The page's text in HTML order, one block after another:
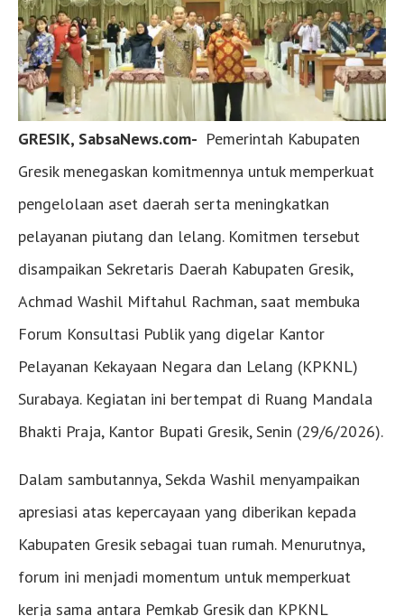
GRESIK, SabsaNews.com- Pemerintah Kabupaten
Gresik menegaskan komitmennya untuk memperkuat
pengelolaan aset daerah serta meningkatkan
pelayanan piutang dan lelang. Komitmen tersebut
disampaikan Sekretaris Daerah Kabupaten Gresik,
Achmad Washil Miftahul Rachman, saat membuka
Forum Konsultasi Publik yang digelar Kantor
Pelayanan Kekayaan Negara dan Lelang (KPKNL)
Surabaya. Kegiatan ini bertempat di Ruang Mandala
Bhakti Praja, Kantor Bupati Gresik, Senin (29/6/2026).
Dalam sambutannya, Sekda Washil menyampaikan
apresiasi atas kepercayaan yang diberikan kepada
Kabupaten Gresik sebagai tuan rumah. Menurutnya,
forum ini menjadi momentum untuk memperkuat
kerja sama antara Pemkab Gresik dan KPKNL